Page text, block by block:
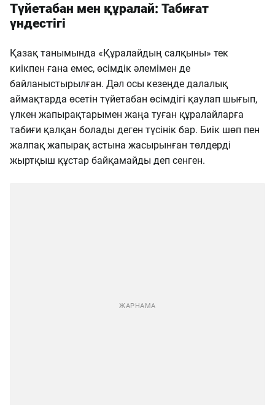
Түйетабан мен құралай: Табиғат
үндестігі
Қазақ танымында «Құралайдың салқыны» тек
киікпен ғана емес, өсімдік әлемімен де
байланыстырылған. Дәл осы кезеңде далалық
аймақтарда өсетін түйетабан өсімдігі қаулап шығып,
үлкен жапырақтарымен жаңа туған құралайларға
табиғи қалқан болады деген түсінік бар. Биік шөп пен
жалпақ жапырақ астына жасырынған төлдерді
жыртқыш құстар байқамайды деп сенген.